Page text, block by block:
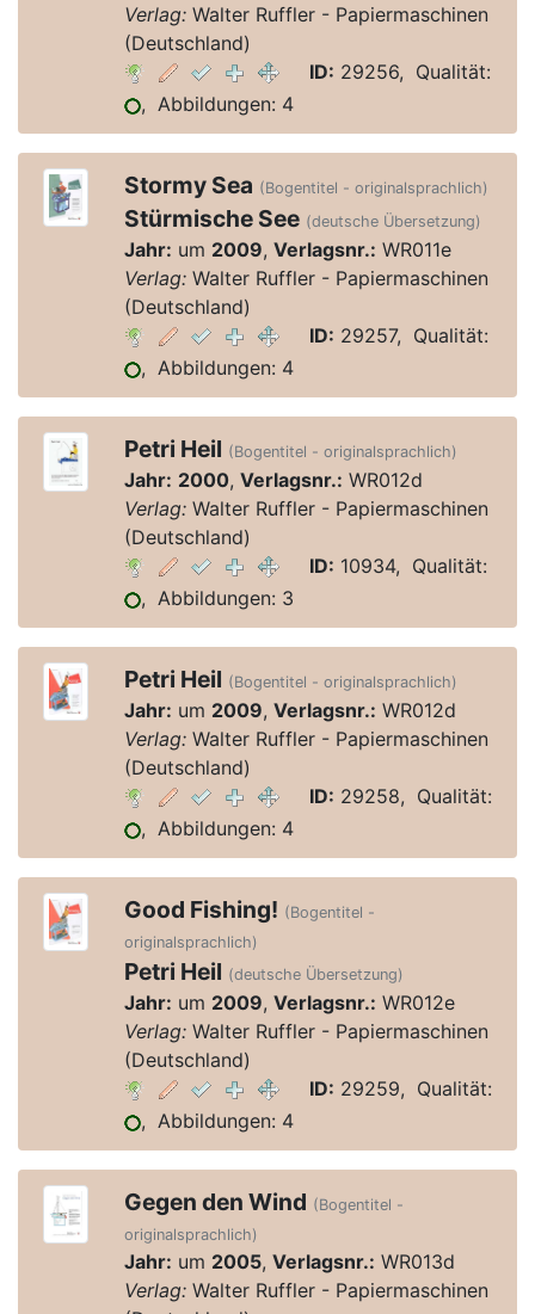
Verlag:Walter Ruffler - Papiermaschinen
(Deutschland)
ID: 29256, Qualität:
, Abbildungen: 4
Stormy Sea (Bogentitel - originalsprachlich)
Stürmische See (deutsche Übersetzung)
Jahr: um 2009, Verlagsnr.: WR011e
Verlag:Walter Ruffler - Papiermaschinen
(Deutschland)
ID: 29257, Qualität:
, Abbildungen: 4
Petri Heil (Bogentitel - originalsprachlich)
Jahr: 2000, Verlagsnr.: WR012d
Verlag:Walter Ruffler - Papiermaschinen
(Deutschland)
ID: 10934, Qualität:
, Abbildungen: 3
Petri Heil (Bogentitel - originalsprachlich)
Jahr: um 2009, Verlagsnr.: WR012d
Verlag:Walter Ruffler - Papiermaschinen
(Deutschland)
ID: 29258, Qualität:
, Abbildungen: 4
Good Fishing! (Bogentitel -
originalsprachlich)
Petri Heil (deutsche Übersetzung)
Jahr: um 2009, Verlagsnr.: WR012e
Verlag:Walter Ruffler - Papiermaschinen
(Deutschland)
ID: 29259, Qualität:
, Abbildungen: 4
Gegen den Wind (Bogentitel -
originalsprachlich)
Jahr: um 2005, Verlagsnr.: WR013d
Verlag:Walter Ruffler - Papiermaschinen